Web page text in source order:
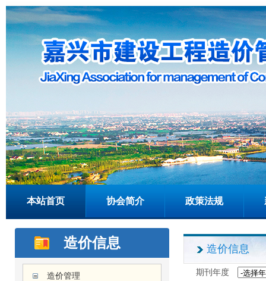
本站首页 协会简介 政策法规
造价信息
造价管理
造价信息
期刊年度